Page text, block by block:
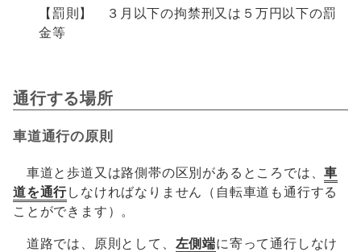
【罰則】 ３月以下の拘禁刑又は５万円以下の罰
金等
通行する場所
車道通行の原則
車道と歩道又は路側帯の区別があるところでは、車
道を通行しなければなりません（自転車道も通行する
ことができます）。
道路では、原則として、 左側端に寄って通行しなけ